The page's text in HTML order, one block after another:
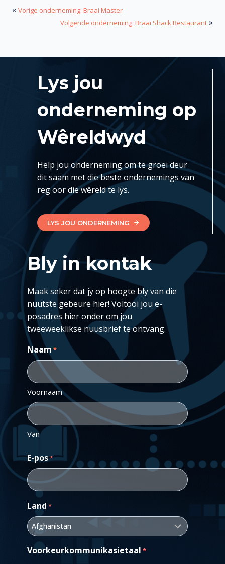
« Vorige onderneming: Braai Master
Volgende onderneming: Braai Shack Restaurant »
Lys jou
onderneming op
Wêreldwyd
Help jou onderneming om te groei deur
dit saam met die beste ondernemings van
reg oor die wêreld te lys.
LYS JOU ONDERNEMING
Bly in kontak
Maak seker dat jy op hoogte bly van die
nuutste gebeure hier! Voltooi jou e-
posadres hier onder om jou
tweeweeklikse nuusbrief te ontvang.
Naam *
Voornaam
Van
E-pos*
Land *
Voorkeurkommunikasietaal *